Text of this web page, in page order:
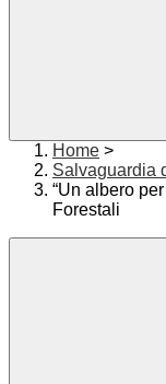
Home >
Salvaguardia
“Un albero
Forestali